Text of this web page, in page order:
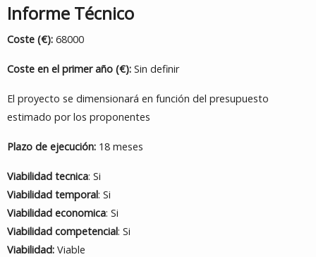
Informe Técnico
Coste (€): 68000
Coste en el primer año (€): Sin definir
El proyecto se dimensionará en función del presupuesto
estimado por los proponentes
Plazo de ejecución: 18 meses
Viabilidad tecnica: Si
Viabilidad temporal: Si
Viabilidad economica: Si
Viabilidad competencial: Si
Viabilidad: Viable